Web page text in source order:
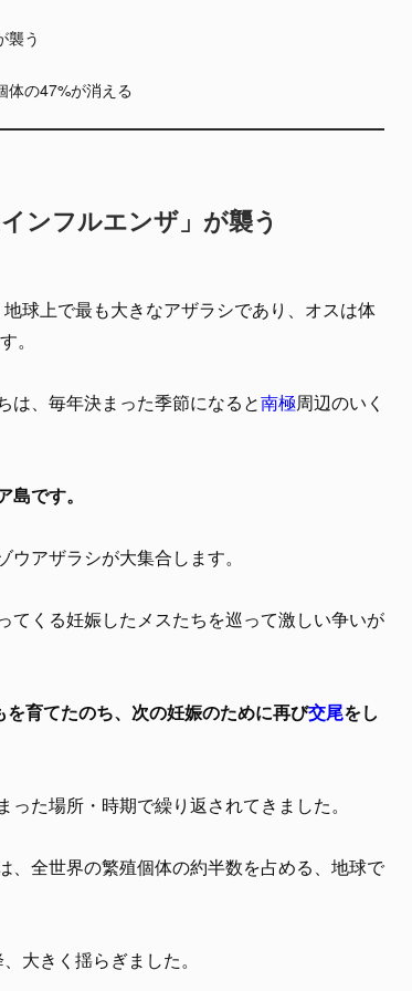
襲う
体の47%が消える
ンフルエンザ」が襲う
地球上で最も大きなアザラシであり、オスは体
。
は、毎年決まった季節になると南極周辺のいく
です。
アザラシが大集合します。
てくる妊娠したメスたちを巡って激しい争いが
育てたのち、次の妊娠のために再び交尾をし
た場所・時期で繰り返されてきました。
、全世界の繁殖個体の約半数を占める、地球で
大きく揺らぎました。